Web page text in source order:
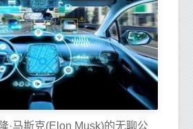
·马斯克(Elon Musk)的无聊公